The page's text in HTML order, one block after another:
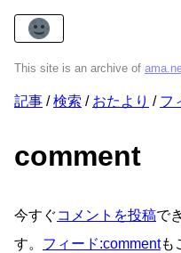
This site is an archive of
記事 検索 おたより フ
comment
今すぐコメントを投稿で
す。 フィード:commentも